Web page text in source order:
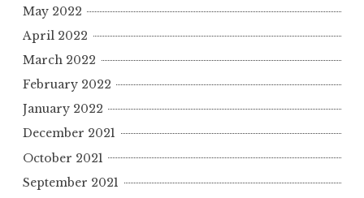
May 2022
April 2022
March 2022
February 2022
January 2022
December 2021
October 2021
September 2021